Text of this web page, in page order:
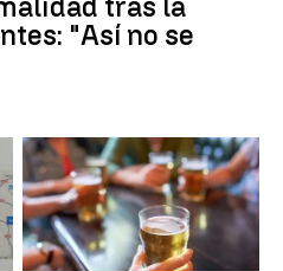
tras la
"Así no se